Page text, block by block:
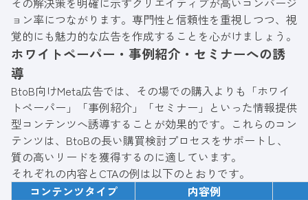
ョン率につながります。専門性と信頼性を重視しつつ、視
覚的にも魅力的な広告を作成することを心がけましょう。
ホワイトペーパー・事例紹介・セミナーへの誘
導
BtoB向けMeta広告では、その場での購入よりも「ホワイ
トペーパー」「事例紹介」「セミナー」といった情報提供
型コンテンツへ誘導することが効果的です。これらのコン
テンツは、BtoBの長い購買検討プロセスをサポートし、
質の高いリードを獲得するのに適しています。
それぞれの内容とCTAの例は以下のとおりです。
コンテンツタイプ
内容例